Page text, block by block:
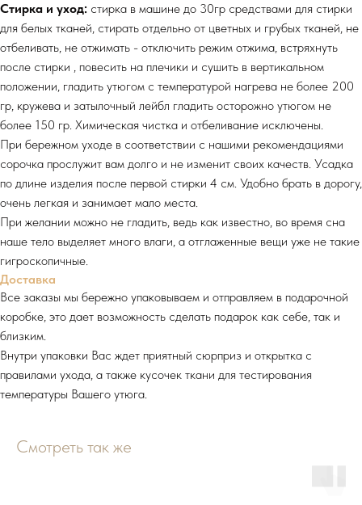
Стирка и уход: стирка в машине до 30гр средствами для стирки
для белых тканей, стирать отдельно от цветных и грубых тканей, не
отбеливать, не отжимать - отключить режим отжима, встряхнуть
после стирки , повесить на плечики и сушить в вертикальном
положении, гладить утюгом с температурой нагрева не более 200
гр, кружева и затылочный лейбл гладить осторожно утюгом не
более 150 гр. Химическая чистка и отбеливание исключены.
При бережном уходе в соответствии с нашими рекомендациями
сорочка прослужит вам долго и не изменит своих качеств. Усадка
по длине изделия после первой стирки 4 см. Удобно брать в дорогу,
очень легкая и занимает мало места.
При желании можно не гладить, ведь как известно, во время сна
наше тело выделяет много влаги, а отглаженные вещи уже не такие
гигроскопичные.
Доставка
Все заказы мы бережно упаковываем и отправляем в подарочной
коробке, это дает возможность сделать подарок как себе, так и
близким.
Внутри упаковки Вас ждет приятный сюрприз и открытка с
правилами ухода, а также кусочек ткани для тестирования
температуры Вашего утюга.
Смотреть так же